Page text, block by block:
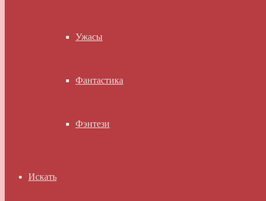
Ужасы
Фантастика
Фэнтези
Искать